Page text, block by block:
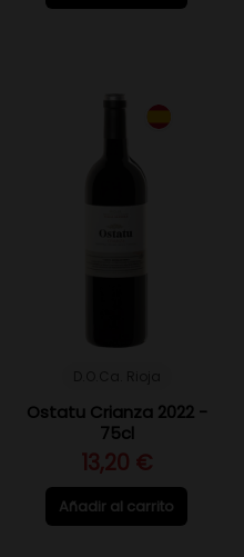
Ostatu Crianza 2022 -
75cl
13,20 €
Añadir al carrito